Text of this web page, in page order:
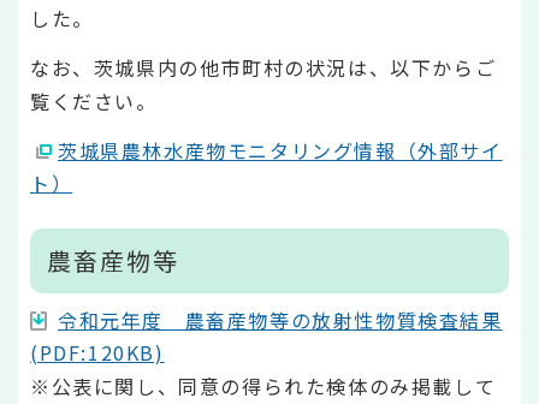
した。
なお、茨城県内の他市町村の状況は、以下からご
覧ください。
茨城県農林水産物モニタリング情報（外部サイ
ト）
農畜産物等
令和元年度 農畜産物等の放射性物質検査結果
(PDF:120KB)
※公表に関し、同意の得られた検体のみ掲載して